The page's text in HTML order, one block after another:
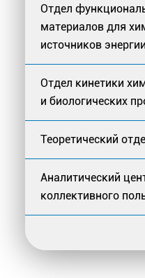
Отдел
материалов для
источников энергии
Отдел кинетики
и биологических
Теоретический
Аналитический
коллективного